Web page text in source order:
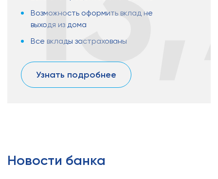
Возможность оформить вклад не
выходя из дома
Все вклады застрахованы
Узнать подробнее
Новости банка